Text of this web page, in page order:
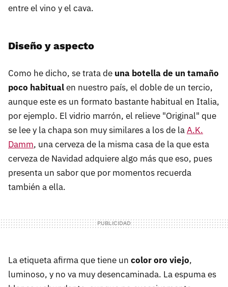
entre el vino y el cava.
Diseño y aspecto
Como he dicho, se trata de una botella de un tamaño
poco habitualen nuestro país, el doble de un tercio,
aunque este es un formato bastante habitual en Italia,
por ejemplo. El vidrio marrón, el relieve "Original" que
se lee y la chapa son muy similares a los de laA.K.
Damm, una cerveza de la misma casa de la que esta
cerveza de Navidad adquiere algo más que eso, pues
presenta un sabor que por momentos recuerda
también a ella.
La etiqueta afirma que tiene un color oro viejo,
luminoso, y no va muy desencaminada. La espuma es